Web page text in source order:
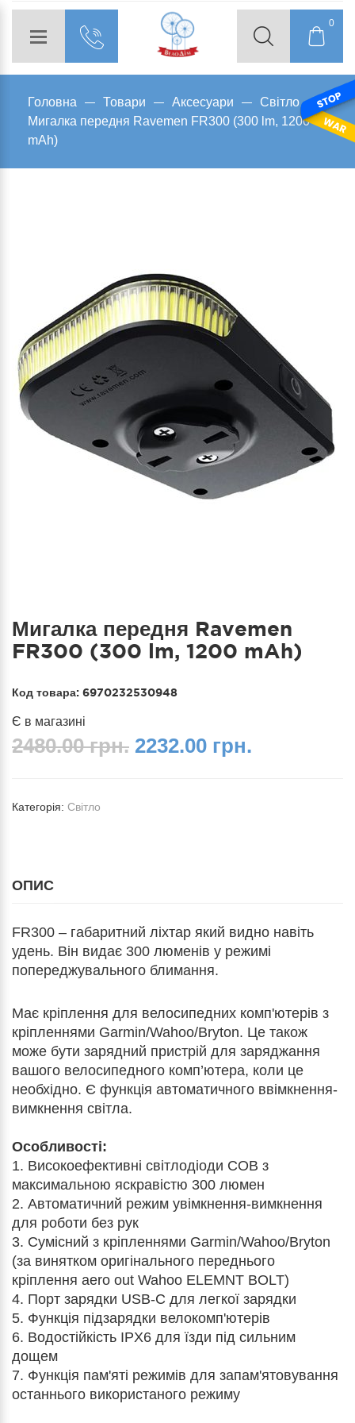
0
Головна Товари Аксесуари
Світло
Мигалка передня Ravemen FR300 (300 lm, 1200
mAh)
Мигалка передня Ravemen
FR300 (300 lm, 1200 mAh)
Код товара: 6970232530948
Є в магазині
2480.00 грн. 2232.00 грн.
Категорія: Світло
ОПИС
FR300 – габаритний ліхтар який видно навіть
удень. Він видає 300 люменів у режимі
попереджувального блимання.
Має кріплення для велосипедних комп'ютерів з
кріпленнями Garmin/Wahoo/Bryton. Це також
може бути зарядний пристрій для заряджання
вашого велосипедного комп’ютера, коли це
необхідно. Є функція автоматичного ввімкнення-
вимкнення світла.
Особливості:
1. Високоефективні світлодіоди COB з
максимальною яскравістю 300 люмен
2. Автоматичний режим увімкнення-вимкнення
для роботи без рук
3. Сумісний з кріпленнями Garmin/Wahoo/Bryton
(за винятком оригінального переднього
кріплення aero out Wahoo ELEMNT BOLT)
4. Порт зарядки USB-C для легкої зарядки
5. Функція підзарядки велокомп'ютерів
6. Водостійкість IPX6 для їзди під сильним
дощем
7. Функція пам'яті режимів для запам'ятовування
останнього використаного режиму